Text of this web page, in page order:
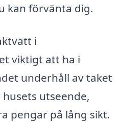
kan förvänta dig.
i
viktigt att ha i
underhåll av taket
utseende,
pengar på lång sikt.